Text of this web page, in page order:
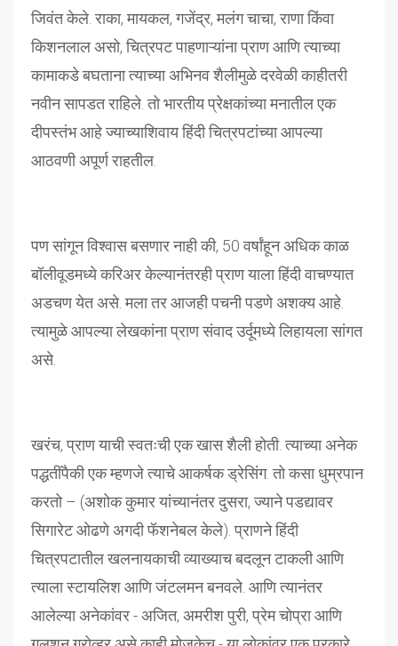
जिवंत केले. राका, मायकल, गजेंद्र, मलंग चाचा, राणा किंवा
किशनलाल असो, चित्रपट पाहणाऱ्यांना प्राण आणि त्याच्या
कामाकडे बघताना त्याच्या अभिनव शैलीमुळे दरवेळी काहीतरी
नवीन सापडत राहिले. तो भारतीय प्रेक्षकांच्या मनातील एक
दीपस्तंभ आहे ज्याच्याशिवाय हिंदी चित्रपटांच्या आपल्या
आठवणी अपूर्ण राहतील.
पण सांगून विश्वास बसणार नाही की, 50 वर्षांहून अधिक काळ
बॉलीवूडमध्ये करिअर केल्यानंतरही प्राण याला हिंदी वाचण्यात
अडचण येत असे. मला तर आजही पचनी पडणे अशक्य आहे.
त्यामुळे आपल्या लेखकांना प्राण संवाद उर्दूमध्ये लिहायला सांगत
असे.
खरंच, प्राण याची स्वतःची एक खास शैली होती. त्याच्या अनेक
पद्धतींपैकी एक म्हणजे त्याचे आकर्षक ड्रेसिंग. तो कसा धुम्रपान
करतो – (अशोक कुमार यांच्यानंतर दुसरा, ज्याने पडद्यावर
सिगारेट ओढणे अगदी फॅशनेबल केले). प्राणने हिंदी
चित्रपटातील खलनायकाची व्याख्याच बदलून टाकली आणि
त्याला स्टायलिश आणि जंटलमन बनवले. आणि त्यानंतर
आलेल्या अनेकांवर - अजित, अमरीश पुरी, प्रेम चोप्रा आणि